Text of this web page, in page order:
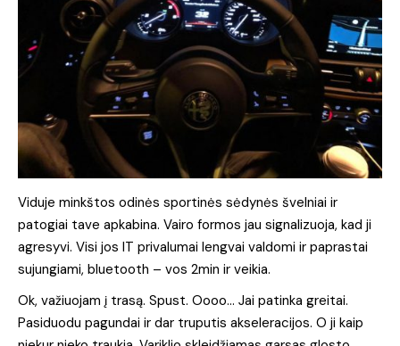
Viduje minkštos odinės sportinės sėdynės švelniai ir
patogiai tave apkabina. Vairo formos jau signalizuoja, kad ji
agresyvi. Visi jos IT privalumai lengvai valdomi ir paprastai
sujungiami, bluetooth – vos 2min ir veikia.
Ok, važiuojam į trasą. Spust. Oooo… Jai patinka greitai.
Pasiduodu pagundai ir dar truputis akseleracijos. O ji kaip